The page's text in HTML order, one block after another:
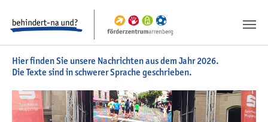
Hier finden Sie unsere Nachrichten aus dem Jahr 2026.
Die Texte sind in schwerer Sprache geschrieben.